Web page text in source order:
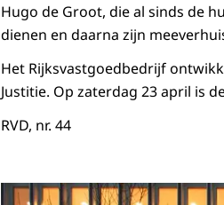
Hugo de Groot, die al sinds de
dienen en daarna zijn
Het Rijksvastgoedbedrijf
Justitie. Op zaterdag 23 april is
RVD, nr. 44